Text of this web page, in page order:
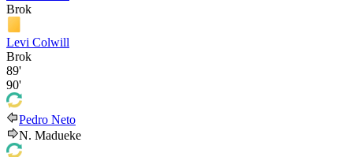
Brok
Levi Colwill
Brok
89'
90'
Pedro Neto
N. Madueke